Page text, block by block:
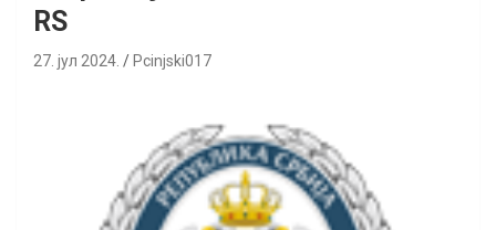
RS
27. јул 2024. Pcinjski017